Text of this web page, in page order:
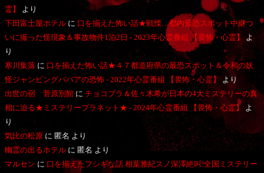
霊】
より
下田富士屋ホテル に 口を揃えた怖い話★戦慄…都内最恐スポット中継つ
いに撮った怪現象＆事故物件1泊2日 - 2023年心霊番組 【畏怖・心霊】 よ
り
寒川集落 に 口を揃えた怖い話★４７都道府県の最恐スポット＆令和の妖
怪ジャンピングババアの恐怖 - 2022年心霊番組 【畏怖・心霊】 より
出世の宿 菅原別館 に チョコプラ＆佐々木希が日本の4大ミステリーの真
相に迫る★ミステリープラネット★ - 2024年心霊番組 【畏怖・心霊】 よ
り
気比の松原 に 匿名 より
幽霊の出るホテル に 匿名 より
マルセン に 口を揃えたフシギな話 相葉雅紀スノ深澤絶叫!全国ミステリー